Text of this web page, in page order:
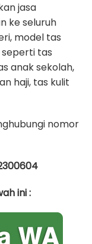
jasa
ke seluruh
model tas
tas
anak sekolah,
haji, tas kulit
nomor
ini :